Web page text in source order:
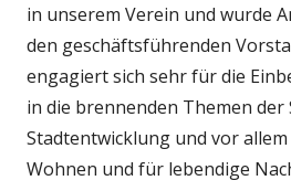
in unserem Verein und wurde
den geschäfts­führenden
engagiert sich sehr für die
in die brennenden Themen der
Stadtentwicklung und vor
Wohnen und für lebendige